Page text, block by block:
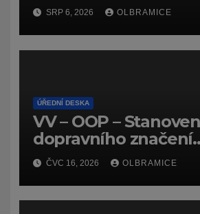
SRP 6, 2026 OLBRAMICE
ÚŘEDNÍ DESKA
VV – OOP –
dopravního značení
(dočasného) č.
7159/26/Olbramice
ČVC 16, 2026 OLBRAMICE